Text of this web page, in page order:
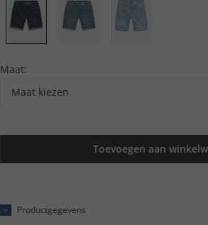
Maat:
Maat kiezen
Toevoegen aan
Productgegevens